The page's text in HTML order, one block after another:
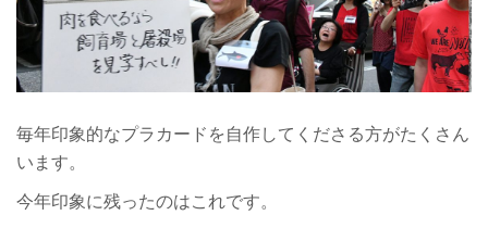
毎年印象的なプラカードを自作してくださる方がたくさん
います。
今年印象に残ったのはこれです。